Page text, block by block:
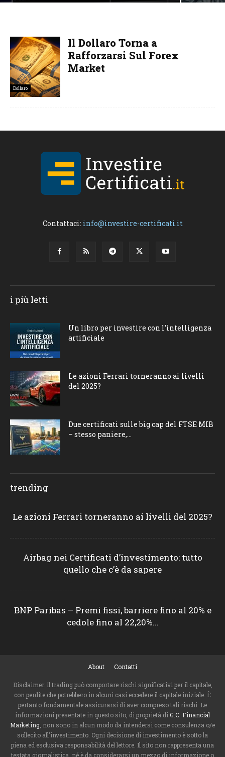
Dollaro
Il Dollaro Torna a
Rafforzarsi Sul Forex
Market
Contattaci: info@investire-certificati.it
i più letti
Un libro per investire con l’intelligenza
artificiale
Le azioni Ferrari torneranno ai livelli
del 2025?
Due certificati sulle big cap del FTSE MIB
– stesso paniere,...
trending
Le azioni Ferrari torneranno ai livelli del 2025?
Airbag nei Certificati d’investimento: tutto
quello che c’è da sapere
BNP Paribas – Premi fissi, barriere fino al 20% e
cedole fino al 22,20%...
About Contatti
Disclaimer: il trading può comportare rischi significativi per il capitale,
con perdite che potrebbero in alcuni casi eccedere il capitale iniziale. È
pertanto fondamentale assicurarsi di aver compreso tali rischi. Le
informazioni presentate in questo sito, di proprietà di G.C. Financial
Marketing , non sono in alcun modo da intendersi come consulenza o/e
sollecito all'investimento. Ogni decisione di investimento è sotto la
piena ed esclusiva responsabilità del lettore. Il sito non rappresenta una
testata giornalistica, né è da considerarsi un mezzo di informazione o